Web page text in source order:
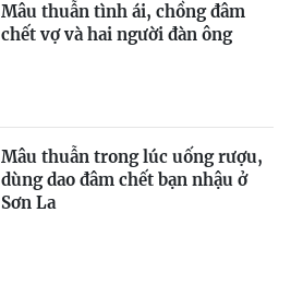
Mâu thuẫn tình ái, chồng đâm
chết vợ và hai người đàn ông
Mâu thuẫn trong lúc uống rượu,
dùng dao đâm chết bạn nhậu ở
Sơn La